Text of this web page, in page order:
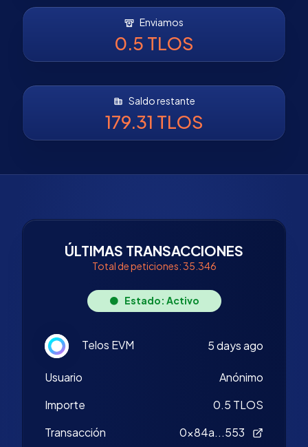
Enviamos
0.5 TLOS
Saldo restante
179.31 TLOS
ÚLTIMAS TRANSACCIONES
Total de peticiones: 35.346
Estado: Activo
Telos EVM 5 days ago
Usuario
Anónimo
Importe
0.5 TLOS
Transacción
0x84a...553